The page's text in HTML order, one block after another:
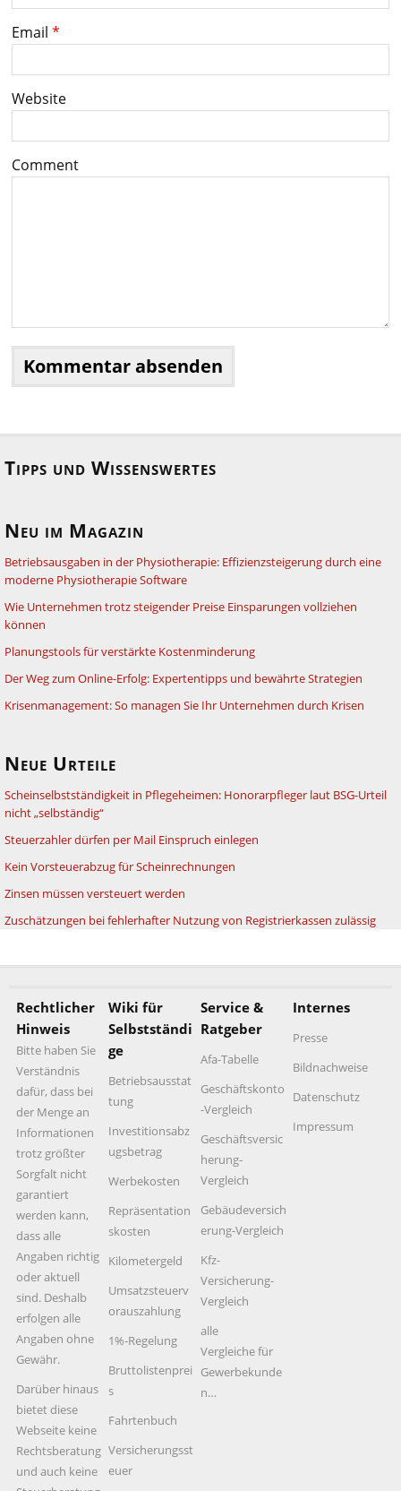
Email *
Website
Comment
Tipps und Wissenswertes
Neu im Magazin
Betriebsausgaben in der Physiotherapie: Effizienzsteigerung durch eine
moderne Physiotherapie Software
Wie Unternehmen trotz steigender Preise Einsparungen vollziehen
können
Planungstools für verstärkte Kostenminderung
Der Weg zum Online-Erfolg: Expertentipps und bewährte Strategien
Krisenmanagement: So managen Sie Ihr Unternehmen durch Krisen
Neue Urteile
Scheinselbstständigkeit in Pflegeheimen: Honorarpfleger laut BSG-Urteil
nicht „selbständig“
Steuerzahler dürfen per Mail Einspruch einlegen
Kein Vorsteuerabzug für Scheinrechnungen
Zinsen müssen versteuert werden
Zuschätzungen bei fehlerhafter Nutzung von Registrierkassen zulässig
Rechtlicher
Hinweis
Bitte haben Sie
Verständnis
dafür, dass bei
der Menge an
Informationen
trotz größter
Sorgfalt nicht
garantiert
werden kann,
dass alle
Angaben richtig
oder aktuell
sind. Deshalb
erfolgen alle
Angaben ohne
Gewähr.
Darüber hinaus
bietet diese
Webseite keine
Rechtsberatung
und auch keine
Wiki für
Selbstständi
ge
Betriebsausstat
tung
Investitionsabz
ugsbetrag
Werbekosten
Repräsentation
skosten
Kilometergeld
Umsatzsteuerv
orauszahlung
1%-Regelung
Bruttolistenprei
s
Fahrtenbuch
Versicherungsst
euer
Service &
Ratgeber
Afa-Tabelle
Geschäftskonto
-Vergleich
Geschäftsversic
herung-
Vergleich
Gebäudeversich
erung-Vergleich
Kfz-
Versicherung-
Vergleich
alle
Vergleiche für
Gewerbekunde
n…
Internes
Presse
Bildnachweise
Datenschutz
Impressum